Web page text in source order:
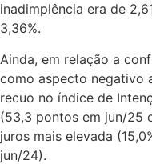
inadimplência era de
3,36%.
Ainda, em relação a
como aspecto negativo
recuo no índice de
(53,3 pontos em jun/25
juros mais elevada
jun/24).